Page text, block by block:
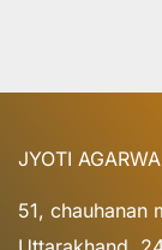
JYOTI
51, chauhanan